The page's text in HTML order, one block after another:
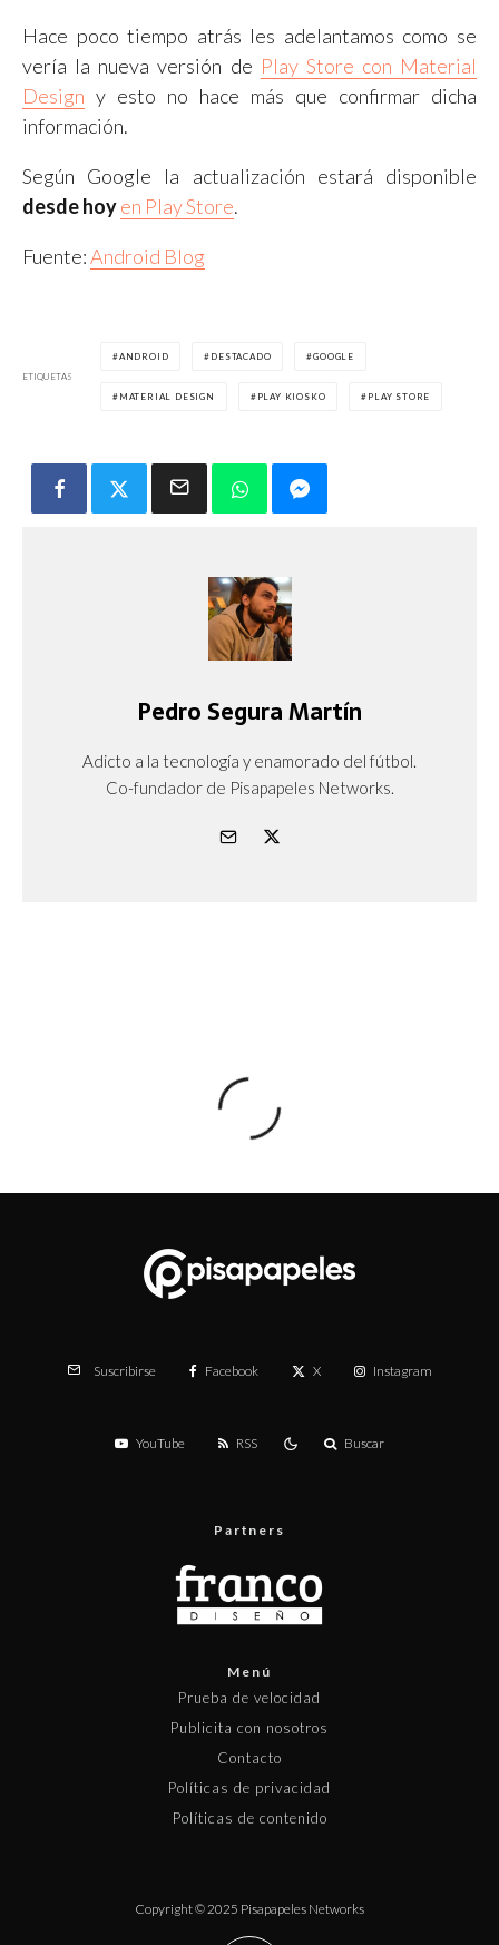
Hace poco tiempo atrás les adelantamos como se
vería la nueva versión de Play Store con Material
Design y esto no hace más que confirmar dicha
información.
Según Google la actualización estará disponible
desde hoyen Play Store.
Fuente:Android Blog
ETIQUETAS
ANDROID DESTACADO GOOGLE
MATERIAL DESIGN PLAY KIOSKO PLAY STORE
Pedro Segura Martín
Adicto a la tecnología y enamorado del fútbol.
Co-fundador de Pisapapeles Networks.
Suscribirse Facebook X Instagram
YouTube RSS Buscar
Partners
Menú
Prueba de velocidad
Publicita con nosotros
Contacto
Políticas de privacidad
Políticas de contenido
Copyright © 2025 Pisapapeles Networks